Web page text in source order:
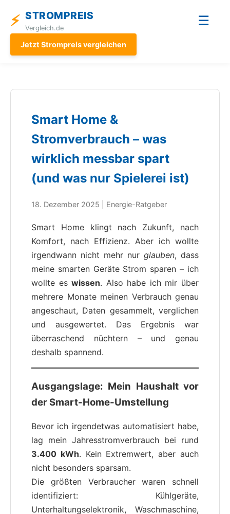
⚡ STROMPREIS
Vergleich.de ☰
Jetzt Strompreis vergleichen
Smart Home &
Stromverbrauch – was
wirklich messbar spart
(und was nur Spielerei ist)
18. Dezember 2025 | Energie-Ratgeber
Smart Home klingt nach Zukunft, nach
Komfort, nach Effizienz. Aber ich wollte
irgendwann nicht mehr nur glauben, dass
meine smarten Geräte Strom sparen – ich
wollte eswissen. Also habe ich mir über
mehrere Monate meinen Verbrauch genau
angeschaut, Daten gesammelt, verglichen
und ausgewertet. Das Ergebnis war
überraschend nüchtern – und genau
deshalb spannend.
Ausgangslage: Mein Haushalt vor
der Smart-Home-Umstellung
Bevor ich irgendetwas automatisiert habe,
lag mein Jahresstromverbrauch bei rund
3.400 kWh. Kein Extremwert, aber auch
nicht besonders sparsam.
Die größten Verbraucher waren schnell
identifiziert: Kühlgeräte,
Unterhaltungselektronik, Waschmaschine,